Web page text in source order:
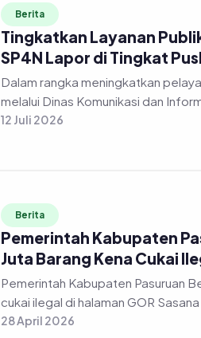
Berita
Tingkatkan Layanan
SP4N Lapor di Tingkat
Dalam rangka meningkatkan
melalui Dinas Komunikasi dan
12 Juli 2026
Berita
Pemerintah Kabupaten
Juta Barang Kena Cukai
Pemerintah Kabupaten Pasuruan
cukai ilegal di halaman GOR
28 April 2026